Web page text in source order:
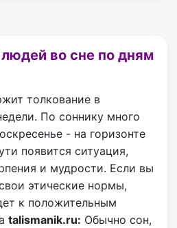
во сне по дням
толкование в
По соннику много
- на горизонте
появится ситуация,
и мудрости. Если вы
этические нормы,
к положительным
talismanik.ru: Обычно сон,